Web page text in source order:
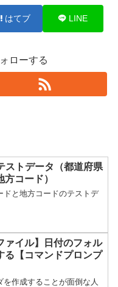
はてブ LINE
ローする
ストデータ（都道府県
方コード）
ドと地方コードのテストデ
ァイル】日付のフォル
る【コマンドプロンプ
を作成することが面倒な人